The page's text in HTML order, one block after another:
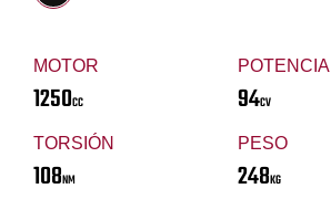
MOTOR
1250CC
POTENCIA
94CV
TORSIÓN
108NM
PESO
248KG